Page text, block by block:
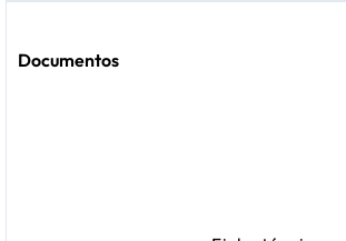
Documentos